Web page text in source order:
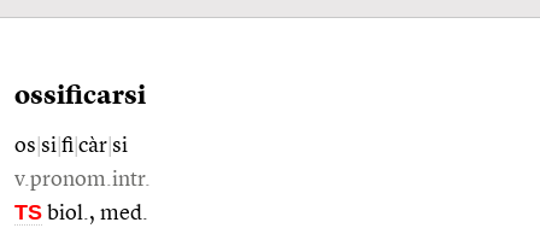
ossificarsi
os si fi càr si
v.pronom.intr.
TS biol., med.